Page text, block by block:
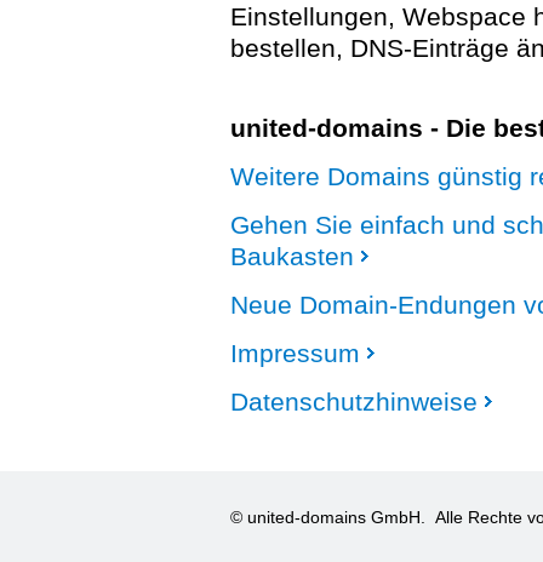
Einstellungen, Webspace
bestellen, DNS-Einträge
united-domains - Die
Weitere Domains günstig
Gehen Sie einfach und
Baukasten
Neue Domain-Endungen
Impressum
Datenschutzhinweise
© united-domains GmbH. Alle Rechte